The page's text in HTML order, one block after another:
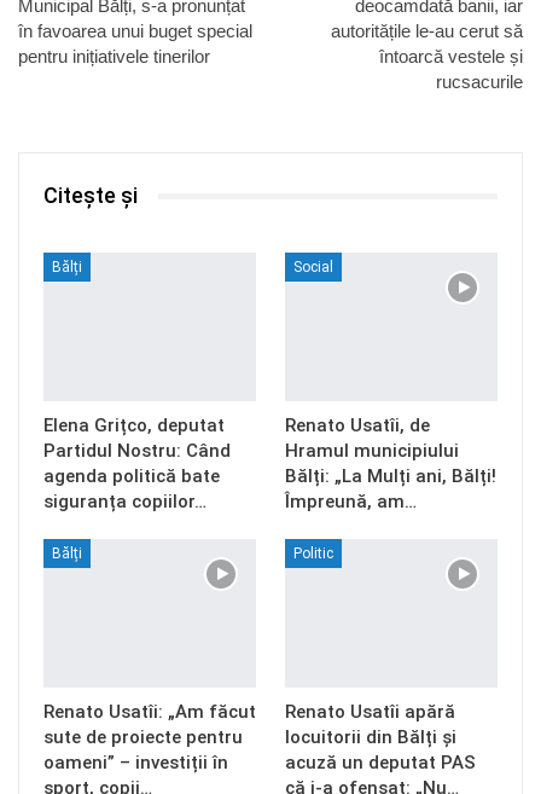
Municipal Bălți, s-a pronunțat
în favoarea unui buget special
pentru inițiativele tinerilor
deocamdată banii, iar
autoritățile le-au cerut să
întoarcă vestele și
rucsacurile
Citește și
Bălți
Elena Grițco, deputat
Partidul Nostru: Când
agenda politică bate
siguranța copiilor…
Social
Renato Usatîi, de
Hramul municipiului
Bălți: „La Mulți ani, Bălți!
Împreună, am…
Bălți
Renato Usatîi: „Am făcut
sute de proiecte pentru
oameni” – investiții în
sport, copii…
Politic
Renato Usatîi apără
locuitorii din Bălți și
acuză un deputat PAS
că i-a ofensat: „Nu…